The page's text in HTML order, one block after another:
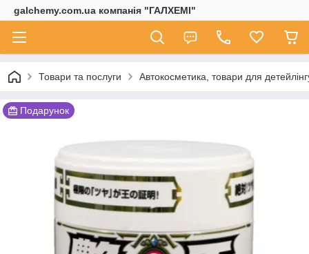
galchemy.com.ua компанія "ГАЛХЕМІ"
Товари та послуги Автокосметика, товари для
Подарунок